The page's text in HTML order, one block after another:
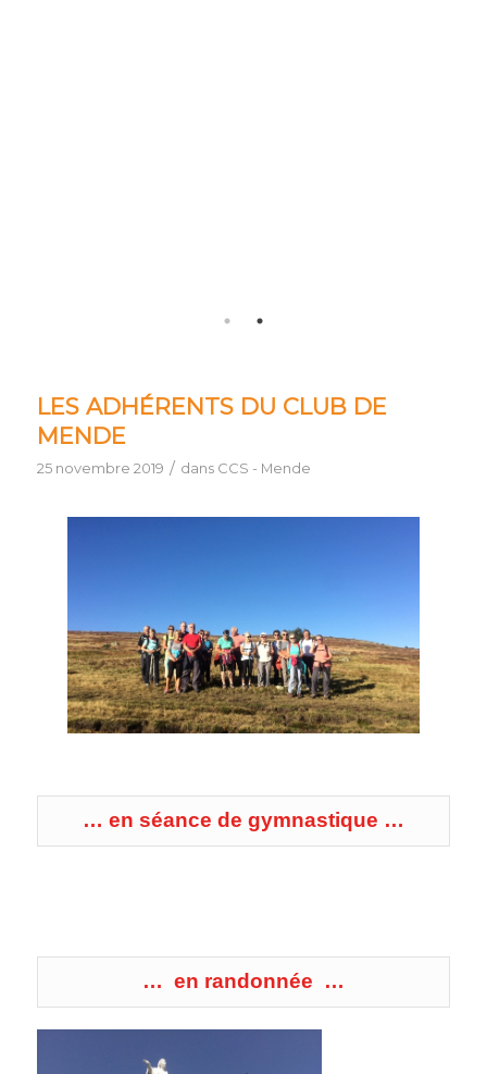
LES ADHÉRENTS DU CLUB DE
MENDE
25 novembre 2019 / dans CCS - Mende
… en séance de gymnastique …
… en randonnée …